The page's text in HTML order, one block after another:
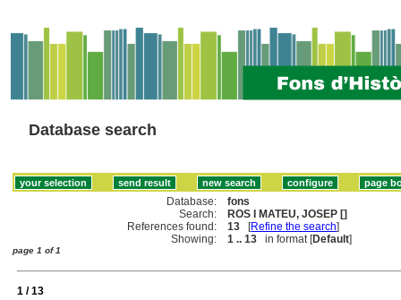
Database search
Database:
fons
Search:
ROS I MATEU, JOSEP []
References found:
13 [Refine the search]
Showing:
1 .. 13 in format [Default]
page 1 of 1
1 / 13